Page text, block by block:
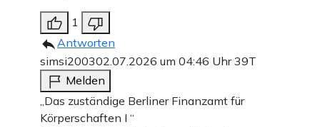
1
Antworten
simsi200302.07.2026 um 04:46 Uhr39T
Melden
„Das zuständige Berliner Finanzamt für
Körperschaften I “